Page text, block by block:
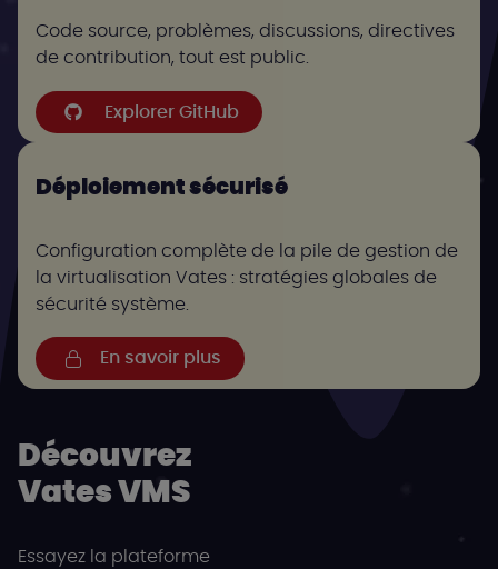
Code source, problèmes, discussions, directives
de contribution, tout est public.
Explorer GitHub
Déploiement sécurisé
Configuration complète de la pile de gestion de
la virtualisation Vates : stratégies globales de
sécurité système.
En savoir plus
Découvrez
Vates VMS
Essayez la plateforme